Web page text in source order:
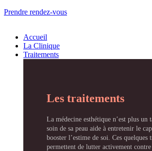
Prendre rendez-vous
Accueil
La Clinique
Traitements
Les traitements
La médecine esthétique n’est plus un
soin de sa peau aide à entretenir le
booster l’estime de soi. Ces quelques
permettent de lutter activement